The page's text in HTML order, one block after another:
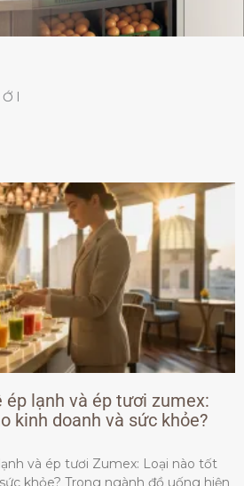
ép lạnh và ép tươi zumex:
kinh doanh và sức khỏe?
và ép tươi Zumex: Loại nào tốt
khỏe? Trong ngành đồ uống hiện